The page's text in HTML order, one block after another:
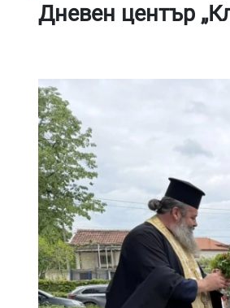
Дневен център